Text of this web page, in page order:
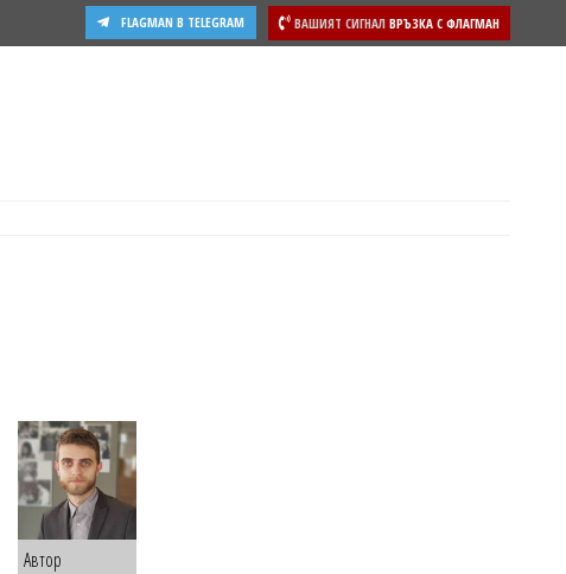
ВАШИЯТ СИГНАЛ ВРЪЗКА С ФЛАГМАН
FLAGMAN В TELEGRAM
Автор